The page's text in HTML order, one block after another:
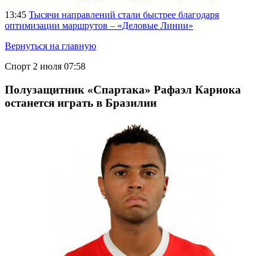
13:45 Тысячи направлений стали быстрее благодаря
оптимизации маршрутов – «Деловые Линии»
Вернуться на главную
Спорт 2 июля 07:58
Полузащитник «Спартака» Рафаэл Кариока
останется играть в Бразилии